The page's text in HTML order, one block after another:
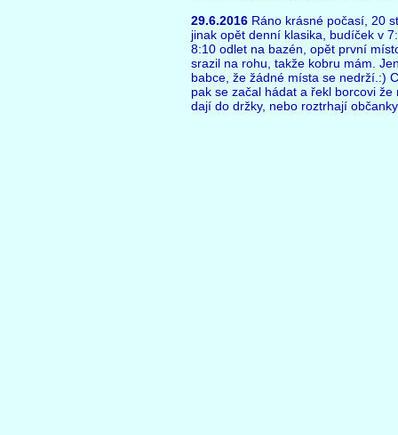
29.6.2016 Ráno krásné počasí, 20
jinak opět denní klasika, budíček v
8:10 odlet na bazén, opět první
srazil na rohu, takže kobru mám.
babce, že žádné místa se nedrží.:)
pak se začal hádat a řekl borcovi
dají do držky, nebo roztrhají